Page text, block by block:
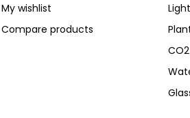
My wishlist
Compare products
CO2